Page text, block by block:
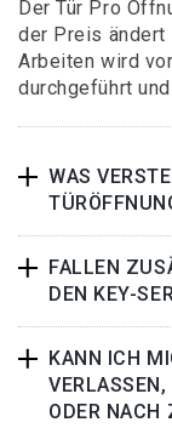
Der Tür Pro
der Preis ändert
Arbeiten wird
durchgeführt
WAS
FALLEN
DEN KEY-
KANN ICH
ODER NACH